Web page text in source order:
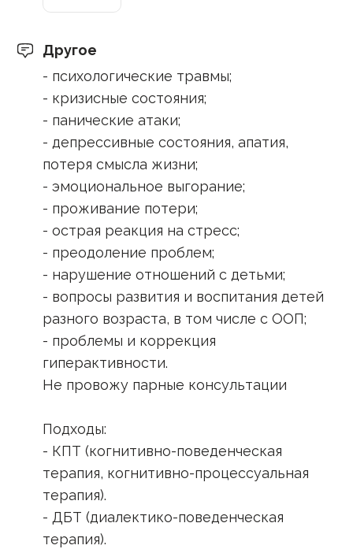
Другое
- психологические травмы;
- кризисные состояния;
- панические атаки;
- депрессивные состояния, апатия,
потеря смысла жизни;
- эмоциональное выгорание;
- проживание потери;
- острая реакция на стресс;
- преодоление проблем;
- нарушение отношений с детьми;
- вопросы развития и воспитания детей
разного возраста, в том числе с ООП;
- проблемы и коррекция
гиперактивности.
Не провожу парные консультации
Подходы:
- КПТ (когнитивно-поведенческая
терапия, когнитивно-процессуальная
терапия).
- ДБТ (диалектико-поведенческая
терапия).